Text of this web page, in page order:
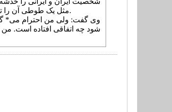
مثل یک طوطی آن را تکرار می* کنند و این ها صحبت هایی است که از طرف یک هماهنگ کننده در اختیار ایشان قرار می* گیرد.
وی گفت: ولی من احترام می*
شود چه اتفاقی افتاده است. من